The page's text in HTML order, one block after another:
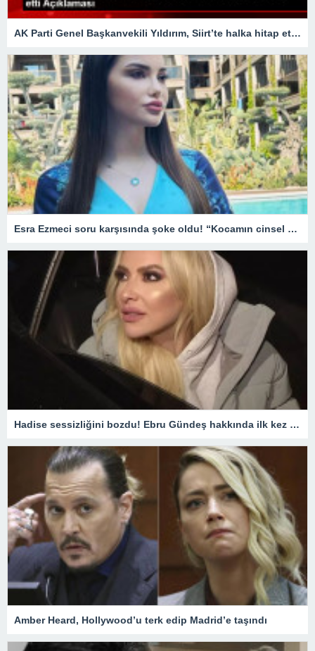
AK Parti Genel Başkanvekili Yıldırım, Siirt’te halka hitap etti Açıklaması
Esra Ezmeci soru karşısında şoke oldu! “Kocamın cinsel organı küçük tuzlu suyla…”
Hadise sessizliğini bozdu! Ebru Gündeş hakkında ilk kez konuştu
Amber Heard, Hollywood’u terk edip Madrid’e taşındı